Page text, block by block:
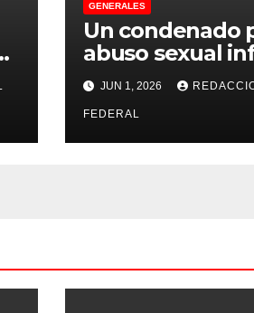
GENERALES
Un condenado
abuso sexual
se recibió de
psicopedagogo
dentro del
Penitenciario
JUN 1, 2026
FEDERAL